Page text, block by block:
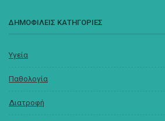
ΔΗΜΟΦΙΛΕΙΣ ΚΑΤΗΓΟΡΙΕΣ
Υγεία
Παθολογία
Διατροφή